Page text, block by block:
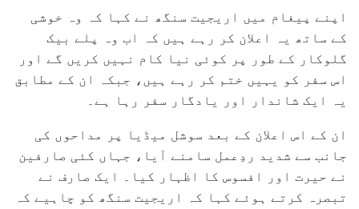
اپنے پیغام میں اریجیت سنگھ نے کہا کہ وہ خوشی
کے ساتھ یہ اعلان کر رہے ہیں کہ اب وہ پلے بیک
گلوکار کے طور پر کوئی نیا کام نہیں کریں گے اور
اس سفر کو یہیں ختم کر رہے ہیں، جبکہ ان کے مطابق
یہ ایک شاندار اور یادگار سفر رہا ہے۔
ان کے اس اعلان کے بعد سوشل میڈیا پر مداحوں کی
جانب سے شدید ردِعمل سامنے آیا، جہاں کئی صارفین
نے حیرت اور افسوس کا اظہار کیا۔ ایک صارف نے
تبصرہ کرتے ہوئے کہا کہ اریجیت سنگھ کو چاہیے کہ